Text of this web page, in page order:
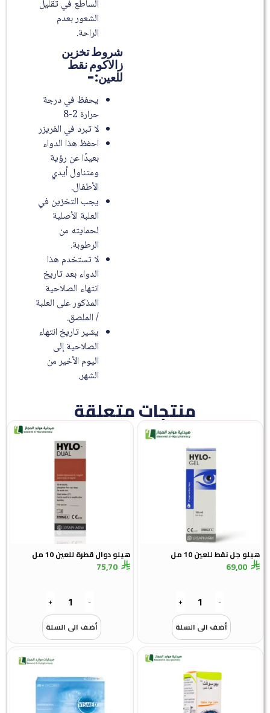
الساطع في تقليل
الشعور بعدم
الراحة.
شروط تخزين
زالاكوم نقط
للعين:-
يحفظ في درجة
حرارة 2-8
لا تبرد في الفريزر
احفظ هذا الدواء
بعيدًا عن رؤية
ومتناول أيدي
الأطفال.
يجب التخزين في
العلبة الأصلية
لحمايته من
الرطوبة.
لا تستخدم هذا
الدواء بعد تاريخ
انتهاء الصلاحية
المذكور على العلبة
/ الملصق.
يشير تاريخ انتهاء
الصلاحية إلى
اليوم الأخير من
الشهر.
منتجات متعلقة
هيلو جل نقط للعين 10 مل
69,00
-
+
أضف الى السلة
هيلو دوال قطرة للعين 10 مل
75,70
-
+
أضف الى السلة